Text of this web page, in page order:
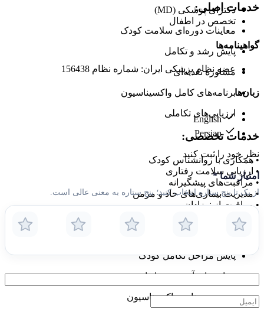
خدمات اصلی:
معاینات دوره‌ای سلامت کودک
پایش رشد و تکامل
مشاوره تغذیه‌ای
برنامه‌های کامل واکسیناسیون
ارزیابی‌های تکاملی
خدمات تخصصی:
• همکاری با روانشناس کودک
• ارزیابی سلامت رفتاری
• مراقبت‌های پیشگیرانه
• مدیریت بیماری‌های حاد و مزمن
• مراقبت از نوزادان
رویکرد خانواده‌محور
پایش مراحل تکامل کودک
برنامه‌های آموزش خانواده
مدیریت برنامه واکسیناسیون
دکترای پزشکی (MD)
تخصص در اطفال
گواهینامه‌ها
عضو نظام پزشکی ایران: شماره نظام 156438
زبان‌ها
English
Persian
نظر خود را ثبت کنید
امتیاز شما*
از یک تا پنج ستاره انتخاب کنید؛ پنج ستاره به معنی عالی است.